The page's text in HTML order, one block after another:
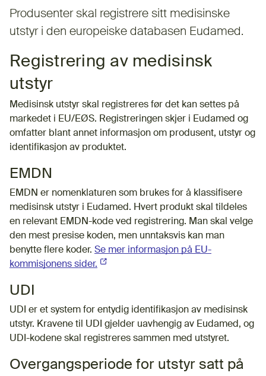
Produsenter skal registrere sitt medisinske
utstyr i den europeiske databasen Eudamed.
Registrering av medisinsk
utstyr
Medisinsk utstyr skal registreres før det kan settes på
markedet i EU/EØS. Registreringen skjer i Eudamed og
omfatter blant annet informasjon om produsent, utstyr og
identifikasjon av produktet.
EMDN
EMDN er nomenklaturen som brukes for å klassifisere
medisinsk utstyr i Eudamed. Hvert produkt skal tildeles
en relevant EMDN-kode ved registrering. Man skal velge
den mest presise koden, men unntaksvis kan man
benytte flere koder. Se mer informasjon på EU-
kommisjonens sider. (Ekstern lenke)
UDI
UDI er et system for entydig identifikasjon av medisinsk
utstyr. Kravene til UDI gjelder uavhengig av Eudamed, og
UDI-kodene skal registreres sammen med utstyret.
Overgangsperiode for utstyr satt på